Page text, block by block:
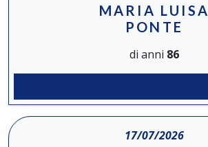
MARIA LUISA
PONTE
di anni 86
17/07/2026